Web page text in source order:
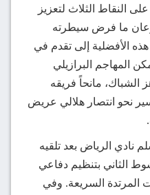
النقاط الثلاث لتعزيز
ما فرض سيطرته
هذه الأفضلية إلى تقدم في
26، حيث تمكن المهاجم البرازيلي
الشباك، مانحاً فريقه
نحو انتصار هلالي عريض
نادي الرياض بعد تلقيه
الثاني بتنظيم دفاعي
المرتدة السريعة. وفي